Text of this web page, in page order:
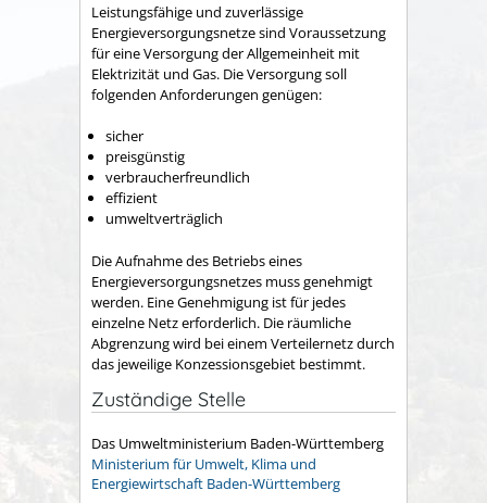
Leistungsfähige und zuverlässige
Energieversorgungsnetze sind Voraussetzung
für eine Versorgung der Allgemeinheit mit
Elektrizität und Gas. Die Versorgung soll
folgenden Anforderungen genügen:
sicher
preisgünstig
verbraucherfreundlich
effizient
umweltverträglich
Die Aufnahme des Betriebs eines
Energieversorgungsnetzes muss genehmigt
werden. Eine Genehmigung ist für jedes
einzelne Netz erforderlich. Die räumliche
Abgrenzung wird bei einem Verteilernetz durch
das jeweilige Konzessionsgebiet bestimmt.
Zuständige Stelle
Das Umweltministerium Baden-Württemberg
Ministerium für Umwelt, Klima und
Energiewirtschaft Baden-Württemberg